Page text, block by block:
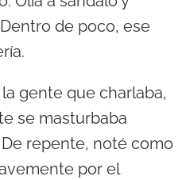
de poco, ese
gente que charlaba,
se masturbaba
repente, noté como
por el